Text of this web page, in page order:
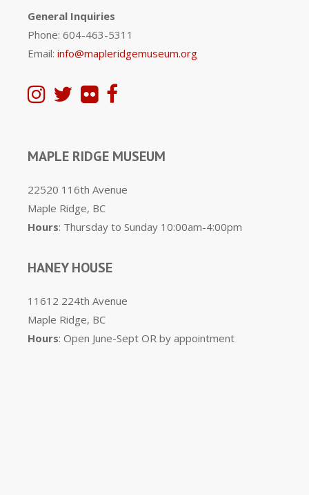
General Inquiries
Phone: 604-463-5311
Email: info@mapleridgemuseum.org
MAPLE RIDGE MUSEUM
22520 116th Avenue
Maple Ridge, BC
Hours: Thursday to Sunday 10:00am-4:00pm
HANEY HOUSE
11612 224th Avenue
Maple Ridge, BC
Hours: Open June-Sept OR by appointment